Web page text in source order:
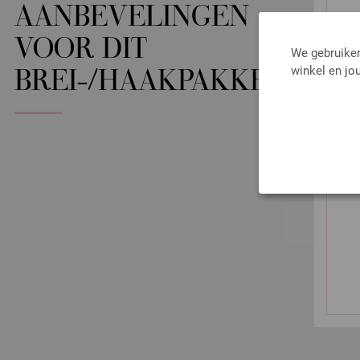
We
winkel en
AANBEVELINGEN
VOOR DIT
BREI-/HAAKPAKKET